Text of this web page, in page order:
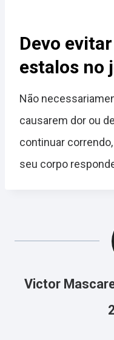
Devo
estalos no
Não
causarem dor ou
continuar
seu corpo
Victor